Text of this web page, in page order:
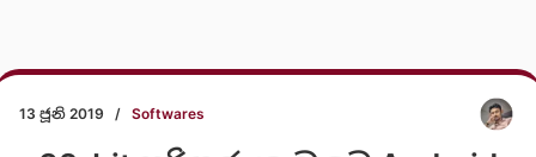
13 ජූනි 2019 / Softwares